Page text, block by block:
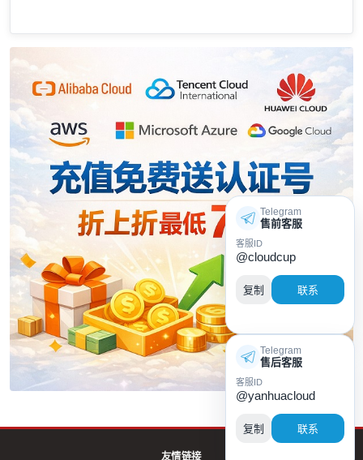
友情链接
Telegram
售前客服
客服ID
@cloudcup
复制 联系
Telegram
售后客服
客服ID
@yanhuacloud
复制 联系